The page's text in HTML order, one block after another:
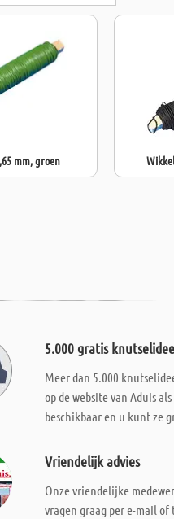
mm, groen
5.000 gratis
Meer dan 5.000
op de website van Aduis
beschikbaar en u kunt ze
Vriendelijk advies
Onze vriendelijke
vragen graag per e-mail of